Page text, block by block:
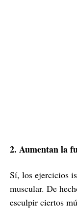
2. Aumentan la
Sí, los ejercicios
muscular. De
esculpir ciertos